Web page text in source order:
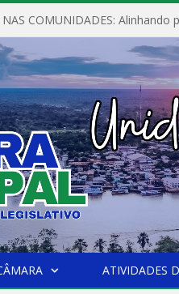
NAS COMUNIDADES: Alinhando
ATIVIDADES